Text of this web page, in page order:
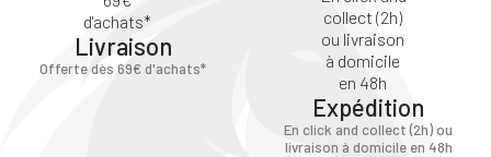
Livraison
Offerte dès 69€ d'achats*
Expédition
En click and collect (2h) ou
livraison à domicile en 48h